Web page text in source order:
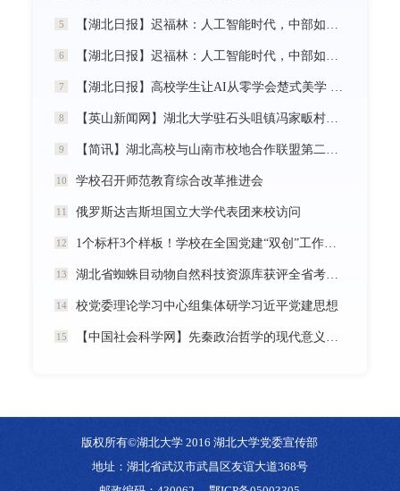
5
6
7
8
9
10 学校召开师范教育综合改革推进会
11 俄罗斯达吉斯坦国立大学代表团来校访问
12
13
14 校党委理论学习中心组集体研学习近平党建思想
15
版权所有©湖北大学 2016 湖北大学党委宣传部
地址：湖北省武汉市武昌区友谊大道368号